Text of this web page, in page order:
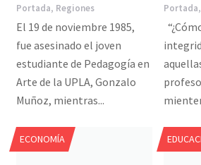
Portada, Regiones
El 19 de noviembre 1985,
fue asesinado el joven
estudiante de Pedagogía en
Arte de la UPLA, Gonzalo
Muñoz, mientras...
Portada,
ECONOMÍA